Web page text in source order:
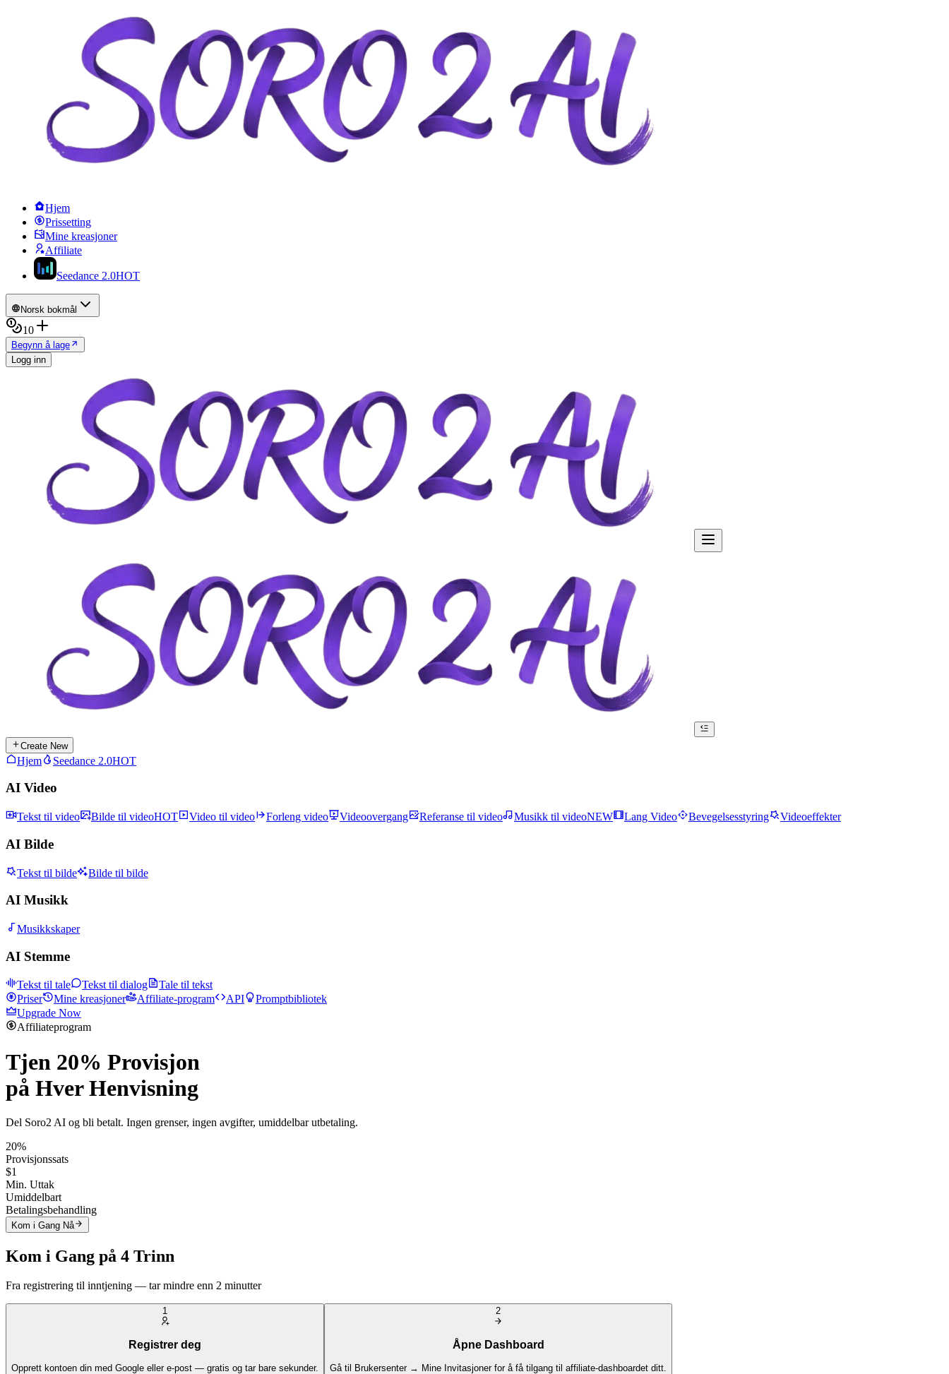
Hjem
Prissetting
Mine kreasjoner
Affiliate
Seedance 2.0HOT
Norsk bokmål
10
Begynn å lage
Logg inn
Create New
Hjem Seedance 2.0HOT
AI Video
Tekst til video Bilde til videoHOT Video til video Forleng video Videoovergang Referanse til video Musikk til videoNEW Lang Video Bevegelsesstyring Videoeffekter
AI Bilde
Tekst til bilde Bilde til bilde
AI Musikk
Musikkskaper
AI Stemme
Tekst til tale Tekst til dialog
Tale til tekst
Priser
Mine kreasjoner Affiliate-program API
Promptbibliotek
Upgrade Now
Affiliateprogram
Tjen 20% Provisjon
på Hver Henvisning
Del Soro2 AI og bli betalt. Ingen grenser, ingen avgifter, umiddelbar utbetaling.
20%
Provisjonssats
$1
Min. Uttak
Umiddelbart
Betalingsbehandling
Kom i Gang Nå
Kom i Gang på 4 Trinn
Fra registrering til inntjening — tar mindre enn 2 minutter
1
Registrer deg
Opprett kontoen din med Google eller e-post — gratis og tar bare sekunder.
2
Åpne Dashboard
Gå til Brukersenter → Mine Invitasjoner for å få tilgang til affiliate-dashboardet ditt.